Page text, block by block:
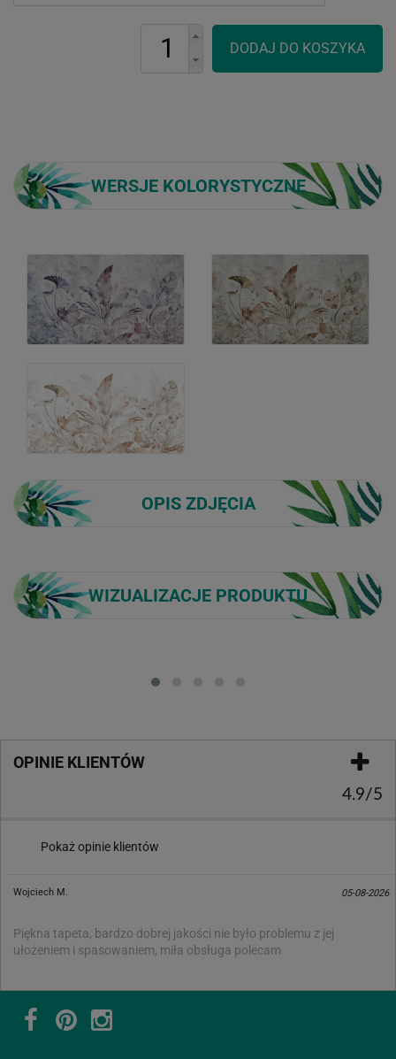
WERSJE KOLORYSTYCZNE
OPIS ZDJĘCIA
WIZUALIZACJE PRODUKTU
OPINIE KLIENTÓW
4.9/5
Pokaż opinie klientów
Wojciech M. 05-08-2026
Piękna tapeta, bardzo dobrej jakości nie było problemu z jej
ułożeniem i spasowaniem, miła obsługa polecam